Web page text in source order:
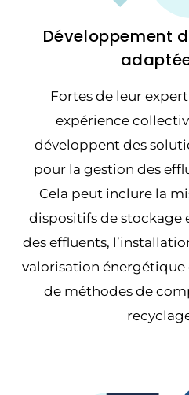
Développement
Fortes de leur
expérience
développent des
pour la gestion des
Cela peut inclure la
dispositifs de stockage
des effluents,
valorisation
de méthodes de